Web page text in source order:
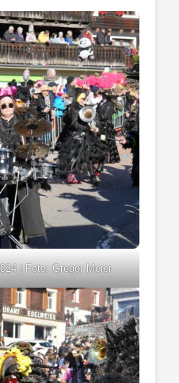
| Foto: Gregor Meier